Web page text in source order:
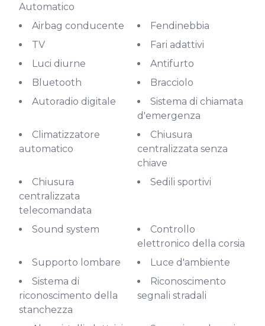
Automatico
Airbag conducente
Fendinebbia
TV
Fari adattivi
Luci diurne
Antifurto
Bluetooth
Bracciolo
Autoradio digitale
Sistema di chiamata
d'emergenza
Climatizzatore
automatico
Chiusura
centralizzata senza
chiave
Chiusura
centralizzata
telecomandata
Sedili sportivi
Sound system
Controllo
elettronico della corsia
Supporto lombare
Luce d'ambiente
Sistema di
riconoscimento della
stanchezza
Riconoscimento
segnali stradali